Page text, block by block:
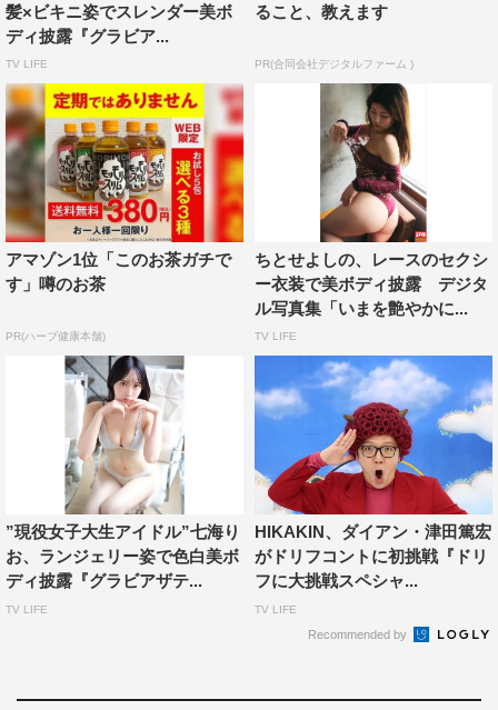
髪×ビキニ姿でスレンダー美ボ
ディ披露『グラビア...
TV LIFE
ること、教えます
PR(合同会社デジタルファーム )
アマゾン1位「このお茶ガチで
す」噂のお茶
PR(ハーブ健康本舗)
ちとせよしの、レースのセクシ
ー衣装で美ボディ披露 デジタ
ル写真集「いまを艶やかに...
TV LIFE
”現役女子大生アイドル”七海り
お、ランジェリー姿で色白美ボ
ディ披露『グラビアザテ...
TV LIFE
HIKAKIN、ダイアン・津田篤宏
がドリフコントに初挑戦『ドリ
フに大挑戦スペシャ...
TV LIFE
Recommended by